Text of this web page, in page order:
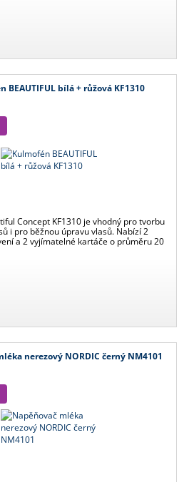
BEAUTIFUL bílá + růžová KF1310
Concept KF1310 je vhodný pro tvorbu
i pro běžnou úpravu vlasů. Nabízí 2
a 2 vyjímatelné kartáče o průměru 20
nerezový NORDIC černý NM4101